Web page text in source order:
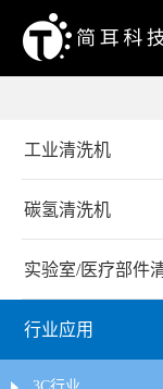
关于简耳
新闻中心
产品系列
解决方案
技术支持
工业清洗机
碳氢清洗机
实验室/医疗部件
行业应用